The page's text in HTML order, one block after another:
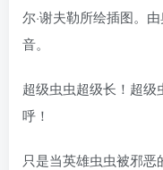
尔·谢夫勒所绘插图。
音。
超级虫虫超级长！超
呼！
只是当英雄虫虫被邪恶